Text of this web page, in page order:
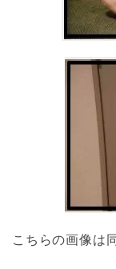
こちらの画像は